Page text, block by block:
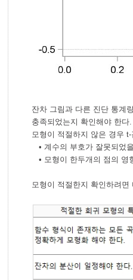
잔차 그림과 다른 진단 통계
충족되었는지 확인해야 한다.
모형이 적절하지 않은 경우
• 계수의 부호가 잘못되었
• 모형이 한두개의 점의 영
모형이 적절한지 확인하려면